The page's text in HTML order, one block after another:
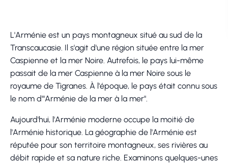
L'Arménie est un pays montagneux situé au sud de la
Transcaucasie. Il s'agit d'une région située entre la mer
Caspienne et la mer Noire. Autrefois, le pays lui-même
passait de la mer Caspienne à la mer Noire sous le
royaume de Tigranes. À l'époque, le pays était connu sous
le nom d'"Arménie de la mer à la mer".
Aujourd'hui, l'Arménie moderne occupe la moitié de
l'Arménie historique. La géographie de l'Arménie est
réputée pour son territoire montagneux, ses rivières au
débit rapide et sa nature riche. Examinons quelques-unes